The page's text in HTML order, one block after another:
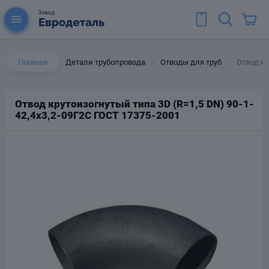
Главная Детали трубопровода Отводы для труб Отвод
Отвод крутоизогнутый типа 3D (R=1,5 DN) 90-1-
42,4х3,2-09Г2С ГОСТ 17375-2001
для труб